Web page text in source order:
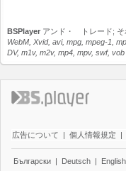
BSPlayer アンド・ トレード; そ
WebM, Xvid, avi, mpg, mpeg-1,
DV, m1v, m2v, mp4, mpv, swf,
広告について | 個人情報規定 |
Български | Deutsch | English